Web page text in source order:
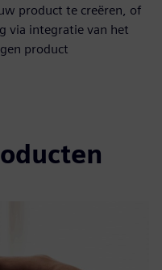
product te creëren, of
via integratie van het
product